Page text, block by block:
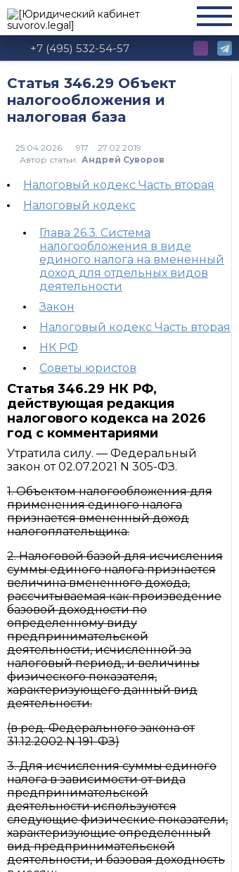
+7 (495) 532-54-57
Статья 346.29 Объект
налогообложения и
налоговая база
917
Автор статьи: Андрей Суворов
Налоговый кодекс Часть вторая
Налоговый кодекс
Глава 26.3. Система
налогообложения в виде
единого налога на вмененный
доход для отдельных видов
деятельности
Закон
Налоговый кодекс Часть вторая
НК РФ
Советы юристов
Статья 346.29 НК РФ,
действующая редакция
налогового кодекса на 2026
год с комментариями
Утратила силу. — Федеральный
закон от 02.07.2021 N 305-ФЗ.
1. Объектом налогообложения для
применения единого налога
признается вмененный доход
налогоплательщика.
2. Налоговой базой для исчисления
суммы единого налога признается
величина вмененного дохода,
рассчитываемая как произведение
базовой доходности по
определенному виду
предпринимательской
деятельности, исчисленной за
налоговый период, и величины
физического показателя,
характеризующего данный вид
деятельности.
(в ред. Федерального закона от
31.12.2002 N 191-ФЗ)
3. Для исчисления суммы единого
налога в зависимости от вида
предпринимательской
деятельности используются
следующие физические показатели,
характеризующие определенный
вид предпринимательской
деятельности, и базовая доходность